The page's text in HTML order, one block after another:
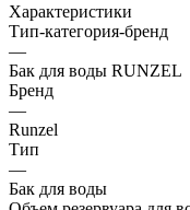
Характеристики
Тип-категория-бренд
—
Бак для воды RUNZEL
Бренд
—
Runzel
Тип
—
Бак для воды